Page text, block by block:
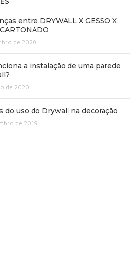
entre DRYWALL X GESSO X
de 2020
a instalação de uma parede
de 2020
do uso do Drywall na decoração
de 2019